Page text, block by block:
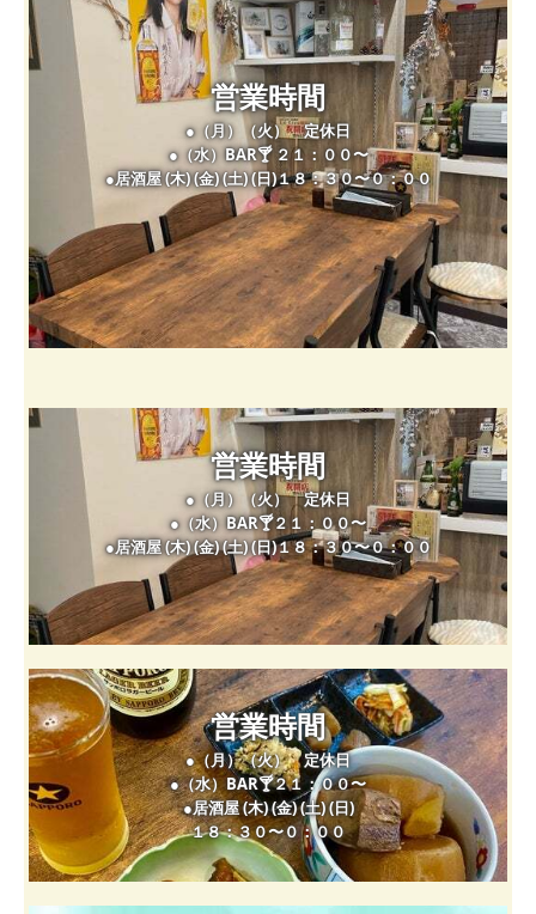
●（月）（火）　定休日
●（水）BAR🍸 ２１：００〜
●居酒屋 (木) (金) (土) (日)１８：３０〜０：００
●（月）（火）　定休日
●（水）BAR🍸２１：００〜
●居酒屋 (木) (金) (土) (日)１８：３０〜０：００
●（月）（火）　定休日
●（水）BAR🍸２１：００〜
●居酒屋 (木) (金) (土) (日)